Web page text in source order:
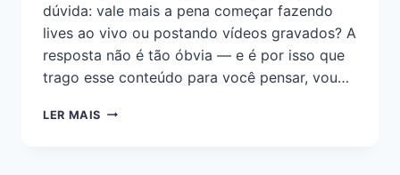
dúvida: vale mais a pena começar fazendo
lives ao vivo ou postando vídeos gravados? A
resposta não é tão óbvia — e é por isso que
trago esse conteúdo para você pensar, vou…
LER MAIS